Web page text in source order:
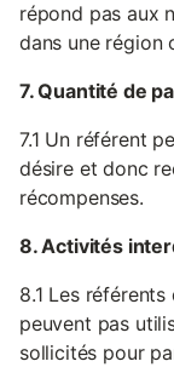
répond pas aux
dans une région
7. Quantité de
7.1 Un référent
désire et donc
récompenses.
8. Activités
8.1 Les
peuvent pas
sollicités pour